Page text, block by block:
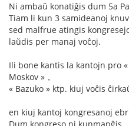
Ni ambaŭ konatiĝis dum 5a
Tiam li kun 3 samideanoj
sed malfrue atingis
laŭdis per manaj voĉoj.
Ili bone kantis la kantojn pro
Moskov »，
« Bazuko » ktp. kiuj voĉis
en kiuj kantoj kongresanoj